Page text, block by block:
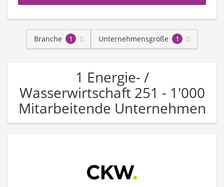
Branche 1 Unternehmensgröße 1
1 Energie- /
Wasserwirtschaft 251 - 1'000
Mitarbeitende Unternehmen